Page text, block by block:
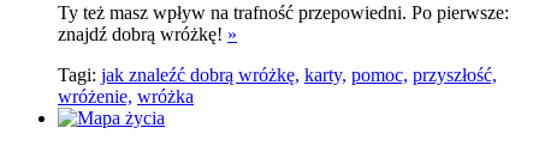
Ty też masz wpływ na trafność przepowiedni. Po pierwsze:
znajdź dobrą wróżkę! »
Tagi: jak znaleźć dobrą wróżkę, karty, pomoc, przyszłość,
wróżenie, wróżka